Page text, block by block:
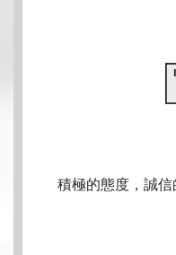
積極的態度，誠